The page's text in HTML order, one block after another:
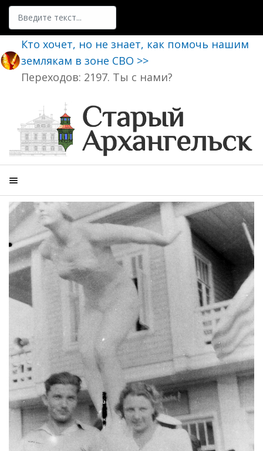
Поиск
Кто хочет, но не знает, как помочь нашим
землякам в зоне СВО >>
Переходов: 2197. Ты с нами?